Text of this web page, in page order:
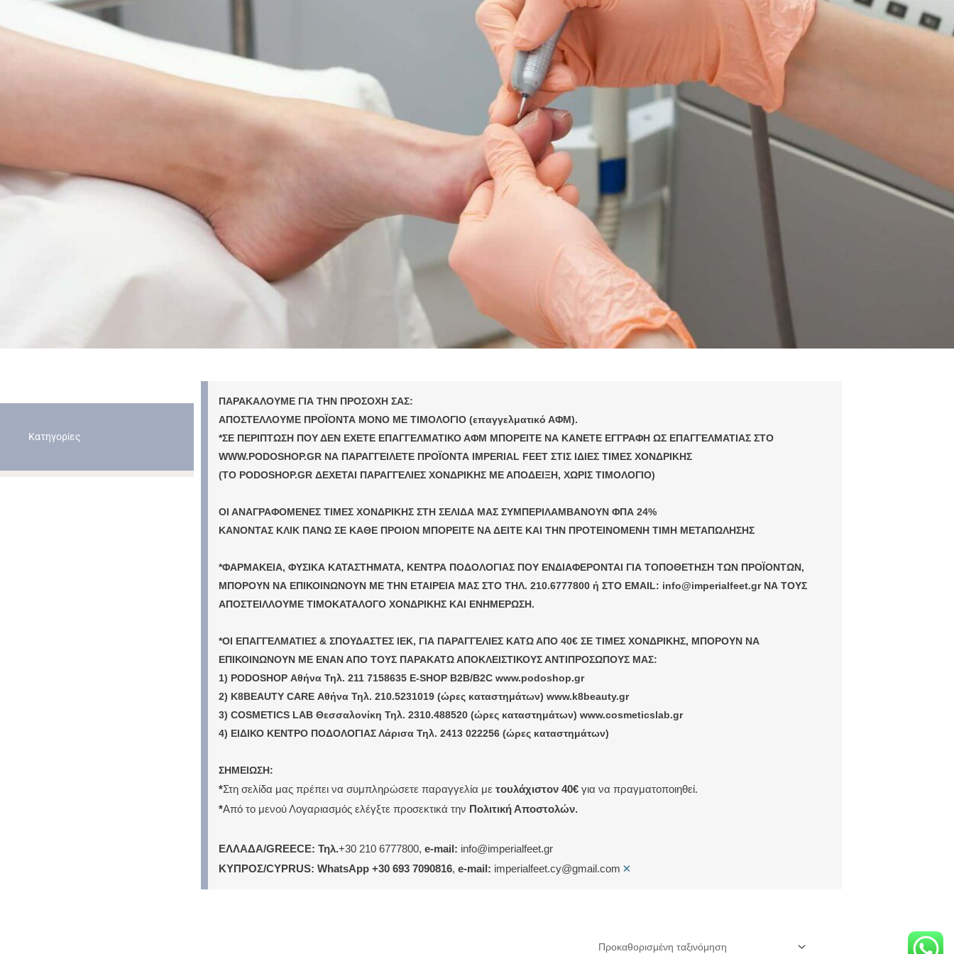
Κατηγορίες
ΠΑΡΑΚΑΛΟΥΜΕ ΓΙΑ ΤΗΝ ΠΡΟΣΟΧΗ ΣΑΣ:
ΑΠΟΣΤΕΛΛΟΥΜΕ ΠΡΟΪΟΝΤΑ ΜΟΝΟ ΜΕ ΤΙΜΟΛΟΓΙΟ (επαγγελματικό ΑΦΜ).
*ΣΕ ΠΕΡΙΠΤΩΣΗ ΠΟΥ ΔΕΝ ΕΧΕΤΕ ΕΠΑΓΓΕΛΜΑΤΙΚΟ ΑΦΜ ΜΠΟΡΕΙΤΕ ΝΑ ΚΑΝΕΤΕ ΕΓΓΡΑΦΗ ΩΣ ΕΠΑΓΓΕΛΜΑΤΙΑΣ ΣΤΟ
WWW.PODOSHOP.GR ΝΑ ΠΑΡΑΓΓΕΙΛΕΤΕ ΠΡΟΪΟΝΤΑ IMPERIAL FEET ΣΤΙΣ ΙΔΙΕΣ ΤΙΜΕΣ ΧΟΝΔΡΙΚΗΣ
(ΤΟ PODOSHOP.GR ΔΕΧΕΤΑΙ ΠΑΡΑΓΓΕΛΙΕΣ ΧΟΝΔΡΙΚΗΣ ΜΕ ΑΠΟΔΕΙΞΗ, ΧΩΡΙΣ ΤΙΜΟΛΟΓΙΟ)
ΟΙ ΑΝΑΓΡΑΦΟΜΕΝΕΣ ΤΙΜΕΣ ΧΟΝΔΡΙΚΗΣ ΣΤΗ ΣΕΛΙΔΑ ΜΑΣ ΣΥΜΠΕΡΙΛΑΜΒΑΝΟΥΝ ΦΠΑ 24%
ΚΑΝΟΝΤΑΣ ΚΛΙΚ ΠΑΝΩ ΣΕ ΚΑΘΕ ΠΡΟΙΟΝ ΜΠΟΡΕΙΤΕ ΝΑ ΔΕΙΤΕ ΚΑΙ ΤΗΝ ΠΡΟΤΕΙΝΟΜΕΝΗ ΤΙΜΗ ΜΕΤΑΠΩΛΗΣΗΣ
*ΦΑΡΜΑΚΕΙΑ, ΦΥΣΙΚΑ ΚΑΤΑΣΤΗΜΑΤΑ, ΚΕΝΤΡΑ ΠΟΔΟΛΟΓΙΑΣ ΠΟΥ ΕΝΔΙΑΦΕΡΟΝΤΑΙ ΓΙΑ ΤΟΠΟΘΕΤΗΣΗ ΤΩΝ ΠΡΟΪΟΝΤΩΝ,
ΜΠΟΡΟΥΝ ΝΑ ΕΠΙΚΟΙΝΩΝΟΥΝ ΜΕ ΤΗΝ ΕΤΑΙΡΕΙΑ ΜΑΣ ΣΤΟ ΤΗΛ. 210.6777800 ή ΣΤΟ EMAIL: info@imperialfeet.grΝΑ ΤΟΥΣ
ΑΠΟΣΤΕΙΛΛΟΥΜΕ ΤΙΜΟΚΑΤΑΛΟΓΟ ΧΟΝΔΡΙΚΗΣ ΚΑΙ ΕΝΗΜΕΡΩΣΗ.
*ΟΙ ΕΠΑΓΓΕΛΜΑΤΙΕΣ & ΣΠΟΥΔΑΣΤΕΣ ΙΕΚ, ΓΙΑ ΠΑΡΑΓΓΕΛΙΕΣ ΚΑΤΩ ΑΠΟ 40€ ΣΕ ΤΙΜΕΣ ΧΟΝΔΡΙΚΗΣ, ΜΠΟΡΟΥΝ ΝΑ
ΕΠΙΚΟΙΝΩΝΟΥΝ ΜΕ ΕΝΑΝ ΑΠΟ ΤΟΥΣ ΠΑΡΑΚΑΤΩ ΑΠΟΚΛΕΙΣΤΙΚΟΥΣ ΑΝΤΙΠΡΟΣΩΠΟΥΣ ΜΑΣ:
1) PODOSHOP Αθήνα Τηλ. 211 7158635 E-SHOP B2B/B2C www.podoshop.gr
2) K8BEAUTY CARE Αθήνα Τηλ. 210.5231019 (ώρες καταστημάτων) www.k8beauty.gr
3) COSMETICS LAB Θεσσαλονίκη Τηλ. 2310.488520 (ώρες καταστημάτων) www.cosmeticslab.gr
4) ΕΙΔΙΚΟ ΚΕΝΤΡΟ ΠΟΔΟΛΟΓΙΑΣ Λάρισα Τηλ. 2413 022256 (ώρες καταστημάτων)
ΣΗΜΕΙΩΣΗ:
*Στη σελίδα μας πρέπει να συμπληρώσετε παραγγελία με τουλάχιστον 40€ για να πραγματοποιηθεί.
*Από το μενού Λογαριασμός ελέγξτε προσεκτικά την Πολιτική Αποστολών.
ΕΛΛΑΔΑ/GREECE: Τηλ.+30 210 6777800, e-mail: info@imperialfeet.gr
ΚΥΠΡΟΣ/CYPRUS: WhatsApp +30 693 7090816, e-mail: imperialfeet.cy@gmail.com ×